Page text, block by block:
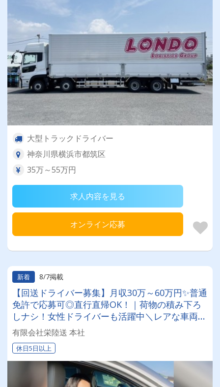
大型トラックドライバー
神奈川県横浜市都筑区
35万～55万円
求人内容を見る
オンライン応募
新着 8/7掲載
【回送ドライバー募集】月収30万～60万円✨普通
免許で応募可◎直行直帰OK！｜荷物の積み下ろ
しナシ！女性ドライバーも活躍中＼レアな車両に
乗れるチャンスも☆彡／
有限会社栄陸送 本社
休日5日以上